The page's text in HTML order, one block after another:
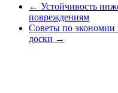
← Устойчивость
повреждениям
Советы по экономии
доски →